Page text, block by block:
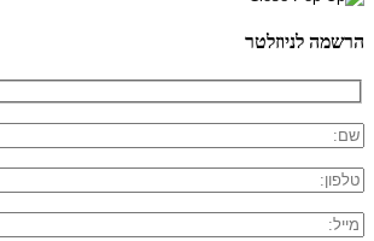
הרשמה לניוזלטר